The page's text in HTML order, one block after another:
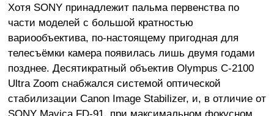
Хотя SONY принадлежит пальма первенства по
части моделей с большой кратностью
вариообъектива, по-настоящему пригодная для
телесъёмки камера появилась лишь двумя годами
позднее. Десятикратный объектив Olympus C-2100
Ultra Zoom снабжался системой оптической
стабилизации Canon Image Stabilizer, и, в отличие от
SONY Mavica FD-91, при максимальном фокусном